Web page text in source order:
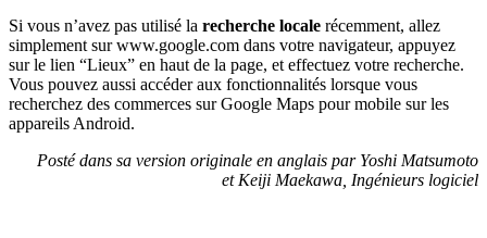
Si vous n’avez pas utilisé la recherche locale récemment, allez
simplement sur www.google.com dans votre navigateur, appuyez
sur le lien “Lieux” en haut de la page, et effectuez votre recherche.
Vous pouvez aussi accéder aux fonctionnalités lorsque vous
recherchez des commerces sur Google Maps pour mobile sur les
appareils Android.
Posté dans sa version originale en anglais par Yoshi Matsumoto
et Keiji Maekawa, Ingénieurs logiciel